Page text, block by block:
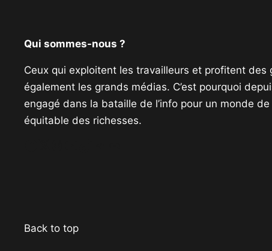
Qui sommes-nous ?
Ceux qui exploitent les travailleurs et profitent des
également les grands médias. C’est pourquoi
engagé dans la bataille de l’info pour un monde
équitable des richesses.
Back to top